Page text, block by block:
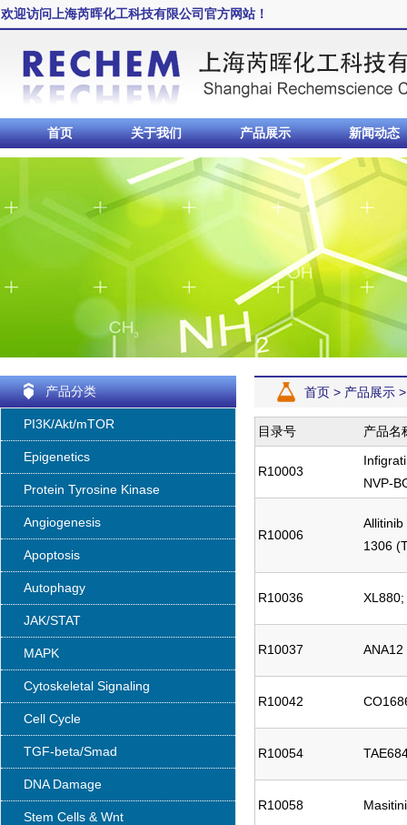
欢迎访问上海芮晖化工科技有限公司官方网站！
首页 关于我们 产品展示 新闻动态
产品分类
PI3K/Akt/mTOR
Epigenetics
Protein Tyrosine Kinase
Angiogenesis
Apoptosis
Autophagy
JAK/STAT
MAPK
Cytoskeletal Signaling
Cell Cycle
TGF-beta/Smad
DNA Damage
Stem Cells & Wnt
首页 > 产品展示
目录号 产品名
R10003
NVP-
R10006
Allitinib
1306
R10036
R10037 ANA12
R10042
R10054
R10058